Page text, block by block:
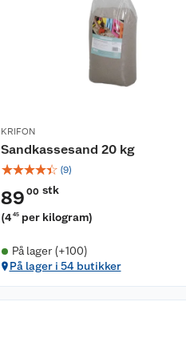
KRIFON
Sandkassesand 20 kg
☆☆☆☆☆ (9)
89 00 stk
(4 45 per kilogram)
På lager (+100)
På lager i 54 butikker